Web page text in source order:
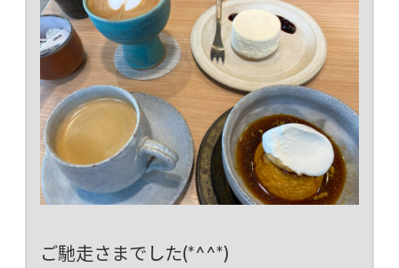
ご馳走さまでした(*^^*)